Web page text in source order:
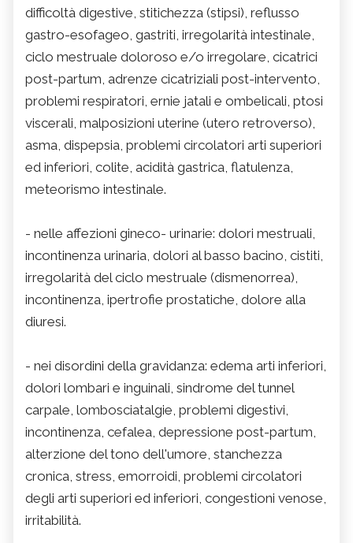
difficoltà digestive, stitichezza (stipsi), reflusso
gastro-esofageo, gastriti, irregolarità intestinale,
ciclo mestruale doloroso e/o irregolare, cicatrici
post-partum, adrenze cicatriziali post-intervento,
problemi respiratori, ernie jatali e ombelicali, ptosi
viscerali, malposizioni uterine (utero retroverso),
asma, dispepsia, problemi circolatori arti superiori
ed inferiori, colite, acidità gastrica, flatulenza,
meteorismo intestinale.
- nelle affezioni gineco- urinarie: dolori mestruali,
incontinenza urinaria, dolori al basso bacino, cistiti,
irregolarità del ciclo mestruale (dismenorrea),
incontinenza, ipertrofie prostatiche, dolore alla
diuresi.
- nei disordini della gravidanza: edema arti inferiori,
dolori lombari e inguinali, sindrome del tunnel
carpale, lombosciatalgie, problemi digestivi,
incontinenza, cefalea, depressione post-partum,
alterzione del tono dell'umore, stanchezza
cronica, stress, emorroidi, problemi circolatori
degli arti superiori ed inferiori, congestioni venose,
irritabilità.